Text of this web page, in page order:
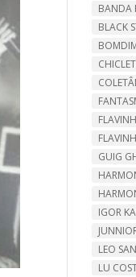
BANDA
BLACK
GUIG
IGOR
LEO
LU